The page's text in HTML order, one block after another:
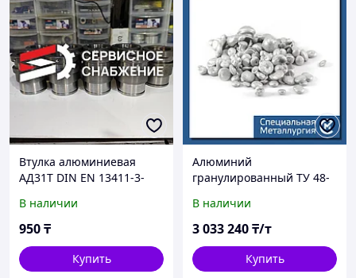
Втулка алюминиевая
АД31Т DIN EN 13411-3-
В наличии
950₸
Купить
Алюминий
гранулированный ТУ 48-
В наличии
3 033 240₸/т
Купить